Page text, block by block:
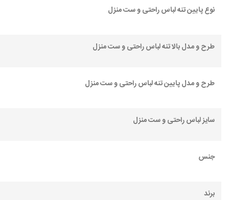
نوع پایین تنه لباس راحتی و ست منزل
طرح و مدل بالا تنه لباس راحتی و ست منزل
طرح و مدل پایین تنه لباس راحتی و ست منزل
سایز لباس راحتی و ست منزل
جنس
برند